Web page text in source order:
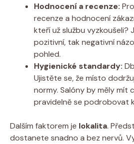
Hodnocení a recenze:
recenze a ⁤hodnocení​
kteří⁤ už službu vyzkoušeli?
pozitivní, tak negativní
pohled.
Hygienické standardy:
Ujistěte se, ⁣že místo
normy. ⁣Salóny⁢ by ‌měly‍ mít
pravidelně ‌se podrobovat
Dalším faktorem je lokalita.
⁢dostanete snadno a bez nervů.